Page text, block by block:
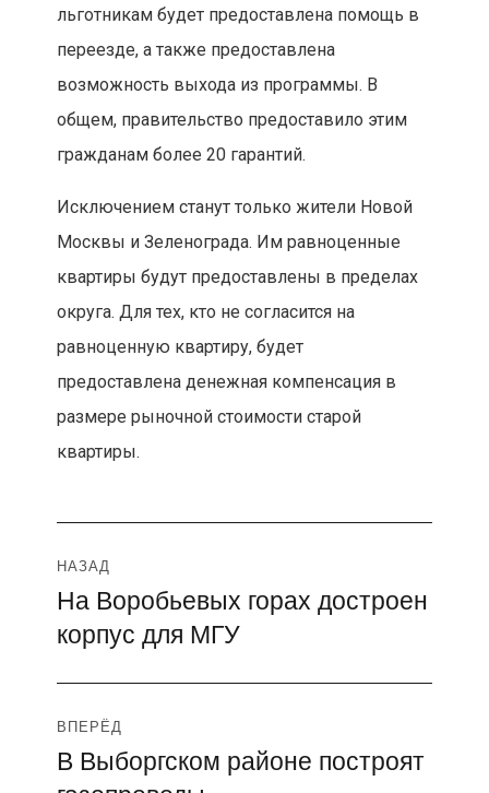
льготникам будет предоставлена помощь в
переезде, а также предоставлена
возможность выхода из программы. В
общем, правительство предоставило этим
гражданам более 20 гарантий.
Исключением станут только жители Новой
Москвы и Зеленограда. Им равноценные
квартиры будут предоставлены в пределах
округа. Для тех, кто не согласится на
равноценную квартиру, будет
предоставлена денежная компенсация в
размере рыночной стоимости старой
квартиры.
Навигация
по
записям
НАЗАД
Предыдущая
запись:
На Воробьевых горах достроен
корпус для МГУ
ВПЕРЁД
Следующая
В Выборгском районе построят